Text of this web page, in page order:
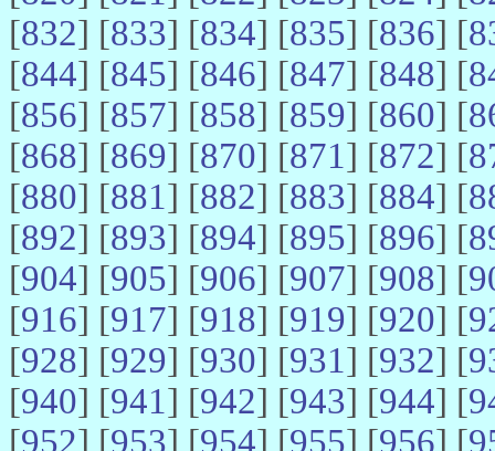
[832] [833] [834] [835] [836] [
[844] [845] [846] [847] [848] [
[856] [857] [858] [859] [860] [
[868] [869] [870] [871] [872] [
[880] [881] [882] [883] [884] [
[892] [893] [894] [895] [896] [
[904] [905] [906] [907] [908] [
[916] [917] [918] [919] [920] [
[928] [929] [930] [931] [932] [
[940] [941] [942] [943] [944] [
[952] [953] [954] [955] [956] [